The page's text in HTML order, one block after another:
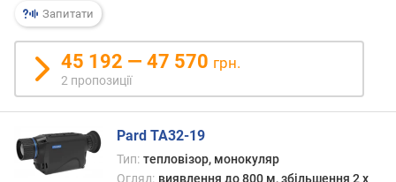
з
а
к
і
л
ь
к
і
с
Запитати
45 192 — 47 570 грн.
2 пропозиції
Pard TA32-19
Тип: тепловізор, монокуляр
Огляд: виявлення до 800 м, збільшення 2 x